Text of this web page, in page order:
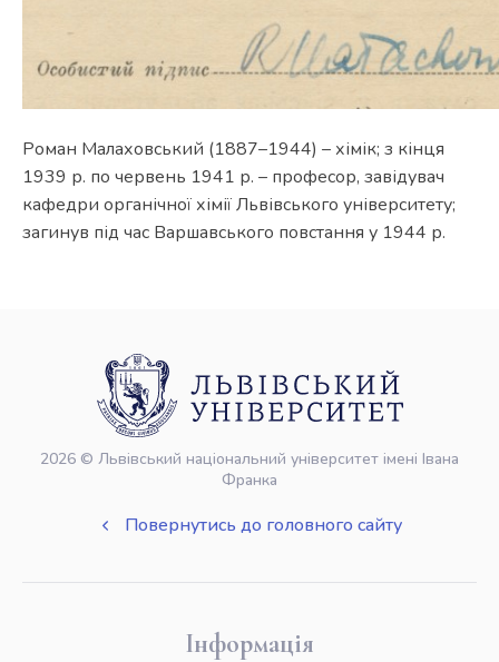
Роман Малаховський (1887–1944) – хімік; з кінця
1939 р. по червень 1941 р. – професор, завідувач
кафедри органічної хімії Львівського університету;
загинув під час Варшавського повстання у 1944 р.
2026 © Львівський національний університет імені Івана
Франка
Повернутись до головного сайту
Інформація